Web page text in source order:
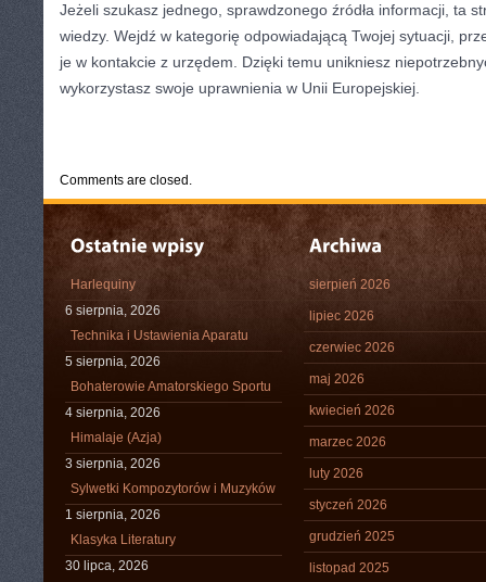
Jeżeli szukasz jednego, sprawdzonego źródła informacji, ta
wiedzy. Wejdź w kategorię odpowiadającą Twojej sytuacji,
je w kontakcie z urzędem. Dzięki temu unikniesz
wykorzystasz swoje uprawnienia w Unii Europejskiej.
Comments are closed.
Harlequiny
6 sierpnia, 2026
Technika i Ustawienia Aparatu
5 sierpnia, 2026
Bohaterowie Amatorskiego Sportu
4 sierpnia, 2026
Himalaje (Azja)
3 sierpnia, 2026
Sylwetki Kompozytorów i Muzyków
1 sierpnia, 2026
Klasyka Literatury
30 lipca, 2026
sierpień 2026
lipiec 2026
czerwiec 2026
maj 2026
kwiecień 2026
marzec 2026
luty 2026
styczeń 2026
grudzień 2025
listopad 2025